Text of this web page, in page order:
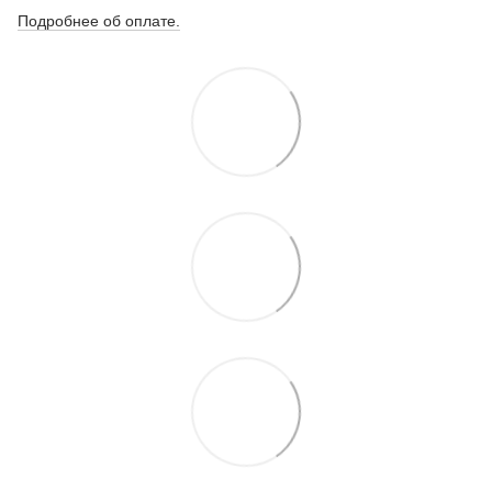
Подробнее об оплате.